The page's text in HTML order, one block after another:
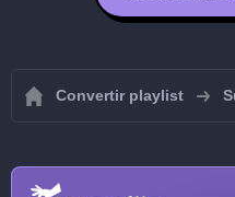
Convertir playlist